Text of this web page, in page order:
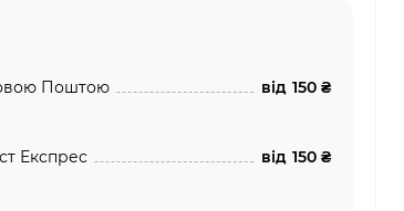
Поштою від 150 ₴
Експрес від 150 ₴